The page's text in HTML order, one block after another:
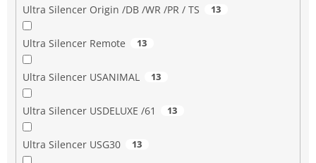
Ultra Silencer Origin /DB /WR /PR / TS 13
Ultra Silencer Remote 13
Ultra Silencer USANIMAL 13
Ultra Silencer USDELUXE /61 13
Ultra Silencer USG30 13